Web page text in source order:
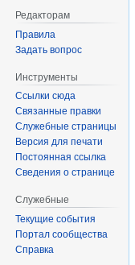
Редакторам
Правила
Задать вопрос
Инструменты
Ссылки сюда
Связанные правки
Служебные страницы
Версия для печати
Постоянная ссылка
Сведения о странице
Служебные
Текущие события
Портал сообщества
Справка